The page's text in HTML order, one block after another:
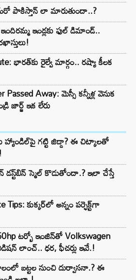
పాకిస్తాన్ లా మారుతుందా..?
ఇండ్లకు ఫుల్ డిమాండ్..
భారత్‌కు రైల్వే మార్గం.. రష్యా కీలక
Passed Away: మెస్సీ కన్నీళ్ల వెనుక
జార్జ్ ఇక లేరు
గట్టి జిడ్డా? ఈ చిట్కాలతో
డస్ట్‌బిన్ స్మెల్ కొడుతోందా.? ఇలా చేస్తే
Tips: కుక్కర్‌లో అన్నం పర్ఫెక్ట్‌గా
టర్బో ఇంజిన్‌తో Volkswagen
లాంచ్.. ధర, ఫీచర్లు ఇవే.!
బట్టల నుంచి దుర్వాసనా.? ఈ